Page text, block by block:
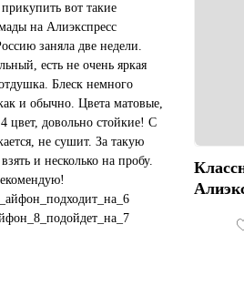
вот такие
на Алиэкспресс
заняла две недели.
есть не очень яркая
Блеск немного
и обычно. Цвета матовые,
цвет, довольно стойкие! С
не сушит. За такую
и несколько на пробу.